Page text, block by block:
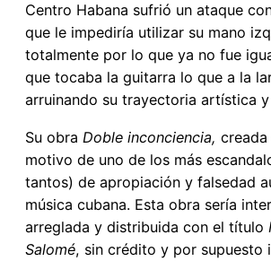
Centro Habana sufrió un ataque
que le impediría utilizar su mano
totalmente por lo que ya no fue
que tocaba la guitarra lo que a la
arruinando su trayectoria artística
Su obra Doble inconciencia,
motivo de uno de los más
tantos) de apropiación y falsedad
música cubana. Esta obra sería
arreglada y distribuida con el título
Salomé, sin crédito y por supuesto